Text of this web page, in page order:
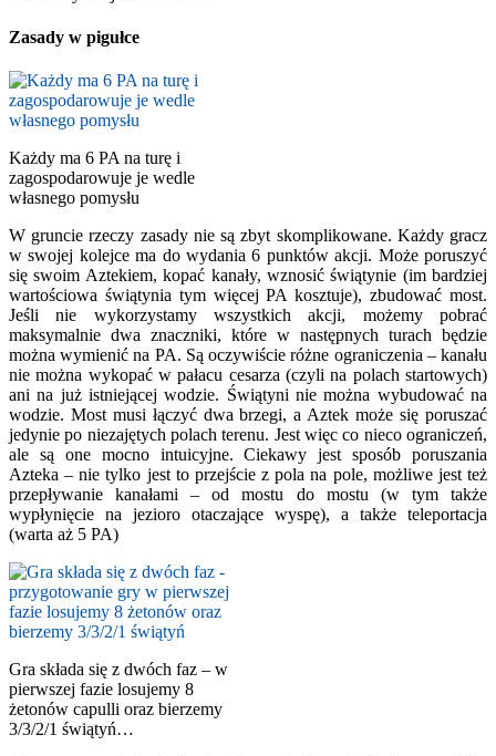
Zasady w pigułce
Każdy ma 6 PA na turę i
zagospodarowuje je wedle
własnego pomysłu
W gruncie rzeczy zasady nie są zbyt skomplikowane. Każdy gracz
w swojej kolejce ma do wydania 6 punktów akcji. Może poruszyć
się swoim Aztekiem, kopać kanały, wznosić świątynie (im bardziej
wartościowa świątynia tym więcej PA kosztuje), zbudować most.
Jeśli nie wykorzystamy wszystkich akcji, możemy pobrać
maksymalnie dwa znaczniki, które w następnych turach będzie
można wymienić na PA. Są oczywiście różne ograniczenia – kanału
nie można wykopać w pałacu cesarza (czyli na polach startowych)
ani na już istniejącej wodzie. Świątyni nie można wybudować na
wodzie. Most musi łączyć dwa brzegi, a Aztek może się poruszać
jedynie po niezajętych polach terenu. Jest więc co nieco ograniczeń,
ale są one mocno intuicyjne. Ciekawy jest sposób poruszania
Azteka – nie tylko jest to przejście z pola na pole, możliwe jest też
przepływanie kanałami – od mostu do mostu (w tym także
wypłynięcie na jezioro otaczające wyspę), a także teleportacja
(warta aż 5 PA)
Gra składa się z dwóch faz – w
pierwszej fazie losujemy 8
żetonów capulli oraz bierzemy
3/3/2/1 świątyń…